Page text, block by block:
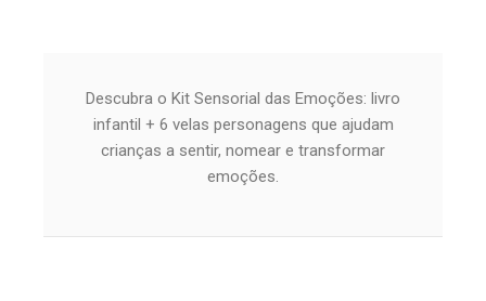
Descubra o Kit Sensorial das Emoções: livro
infantil + 6 velas personagens que ajudam
crianças a sentir, nomear e transformar
emoções.